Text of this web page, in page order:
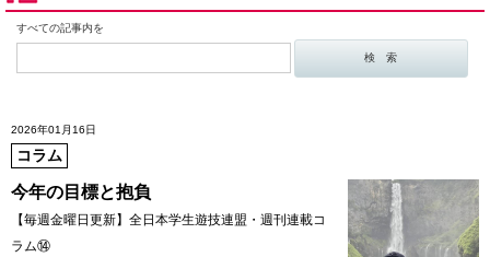
すべての記事内を
2026年01月16日
コラム
今年の目標と抱負
【毎週金曜日更新】全日本学生遊技連盟・週刊連載コ
ラム⑭